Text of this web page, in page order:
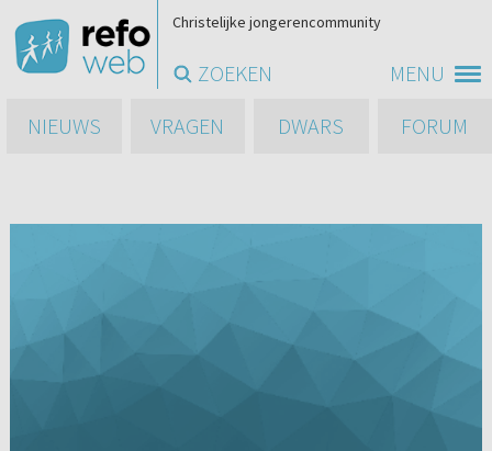
MENU
Christelijke jongerencommunity
ZOEKEN
NIEUWS
VRAGEN DWARS FORUM